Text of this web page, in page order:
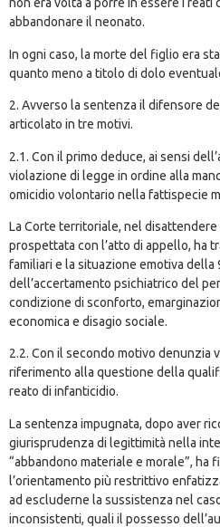
non era volta a porre in essere i reati
abbandonare il neonato.
In ogni caso, la morte del figlio era
quanto meno a titolo di dolo
2. Avverso la sentenza il difensore
articolato in tre motivi.
2.1. Con il primo deduce, ai sensi
violazione di legge in ordine alla
omicidio volontario nella fattispecie
La Corte territoriale, nel disattendere
prospettata con l’atto di appello, ha
familiari e la situazione emotiva della
dell’accertamento psichiatrico del
condizione di sconforto,
economica e disagio sociale.
2.2. Con il secondo motivo denunzia
riferimento alla questione della
reato di infanticidio.
La sentenza impugnata, dopo aver
giurisprudenza di legittimità nella
“abbandono materiale e morale”, ha
l’orientamento più restrittivo
ad escluderne la sussistenza nel
inconsistenti, quali il possesso